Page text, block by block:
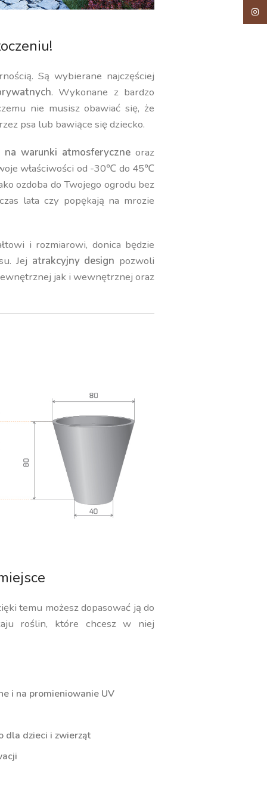
Są wybierane najczęściej
. Wykonane z bardzo
nie musisz obawiać się, że
psa lub bawiące się dziecko.
na warunki atmosferyczne oraz
właściwości od -30℃ do 45℃
ozdoba do Twojego ogrodu bez
lata czy popękają na mrozie
i rozmiarowi, donica będzie
Jej atrakcyjny design pozwoli
jak i wewnętrznej oraz
temu możesz dopasować ją do
roślin, które chcesz w niej
i na promieniowanie UV
dla dzieci i zwierząt